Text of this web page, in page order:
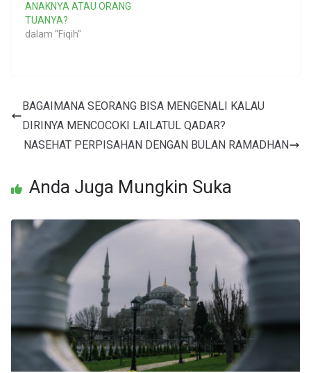
ANAKNYA ATAU ORANG
TUANYA?
dalam "Fiqih"
BAGAIMANA SEORANG BISA MENGENALI KALAU
DIRINYA MENCOCOKI LAILATUL QADAR?
NASEHAT PERPISAHAN DENGAN BULAN RAMADHAN
Anda Juga Mungkin Suka